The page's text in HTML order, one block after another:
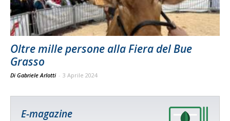
Oltre mille persone alla Fiera del Bue
Grasso
Di Gabriele Arlotti - 3 Aprile 2024
E-magazine